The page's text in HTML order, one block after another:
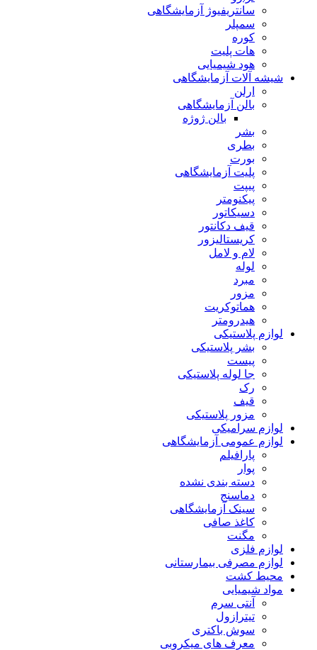
سانتریفیوژ آزمایشگاهی
سمپلر
کوره
هات پلیت
هود شیمیایی
شیشه آلات آزمایشگاهی
ارلن
بالن آزمایشگاهی
بالن ژوژه
بشر
بطری
بورت
پلیت آزمایشگاهی
پیپت
پیکنومتر
دسیکاتور
قیف دکانتور
کریستالیزور
لام و لامل
لوله
مبرد
مزور
هماتوکریت
هیدرومتر
لوازم پلاستیکی
بشر پلاستیکی
پیست
جا لوله پلاستیکی
رک
قیف
مزور پلاستیکی
لوازم سرامیکی
لوازم عمومی آزمایشگاهی
پارافیلم
پوار
دسته بندی نشده
دماسنج
سینک آزمایشگاهی
کاغذ صافی
مگنت
لوازم فلزی
لوازم مصرفی بیمارستانی
محیط کشت
مواد شیمیایی
آنتی سرم
تیترازول
سوش باکتری
معرف های میکروبی